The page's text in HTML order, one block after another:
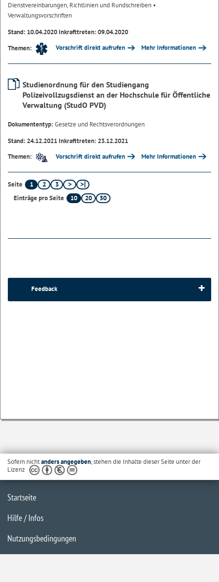
Dienstvereinbarungen, Richtlinien und Rundschreiben •
Verwaltungsvorschriften
Stand: 10.04.2020 Inkrafttreten: 09.04.2020
Themen:
Vorschrift direkt aufrufen Mehr Informationen
Studienordnung für den Studiengang
Polizeivollzugsdienst an der Hochschule für Öffentliche
Verwaltung (StudO PVD)
Dokumententyp:Gesetze und Rechtsverordnungen
Stand: 24.12.2021 Inkrafttreten: 23.12.2021
Themen:
Vorschrift direkt aufrufen Mehr Informationen
Seite 1 2
3
Einträge pro Seite
10 20 50
Feedback
Sofern nichtanders angegeben, stehen die Inhalte dieser Seite unter der
Lizenz
Startseite
Hilfe / Infos
Nutzungsbedingungen